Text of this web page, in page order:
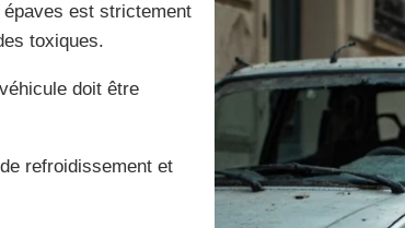
épaves est strictement
toxiques.
doit être
refroidissement et